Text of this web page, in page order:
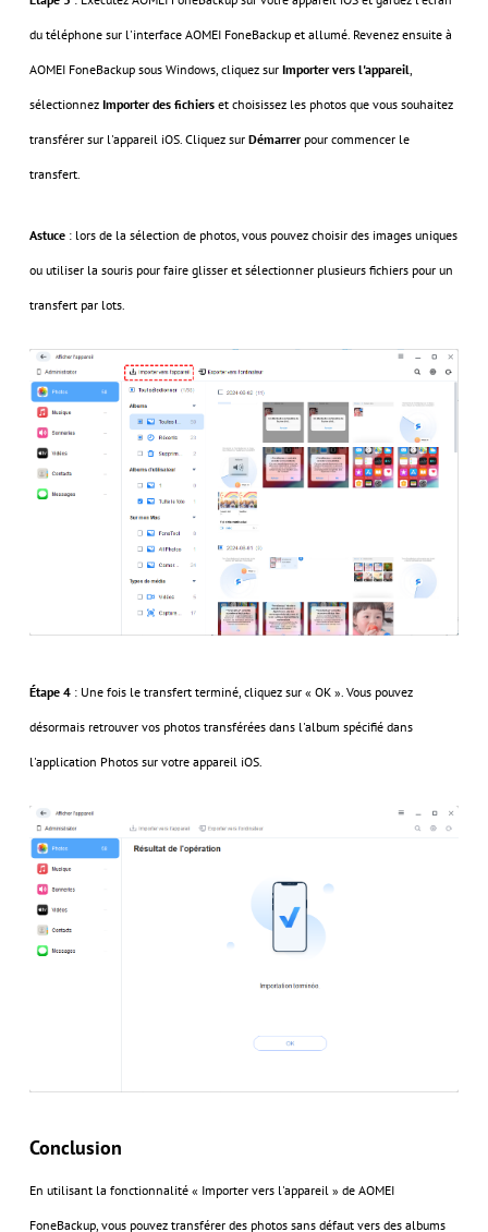
du téléphone sur l'interface AOMEI FoneBackup et allumé. Revenez ensuite à
AOMEI FoneBackup sous Windows, cliquez sur Importer vers l'appareil
sélectionnez Importer des fichierset choisissez les photos que vous souhaitez
transférer sur l'appareil iOS. Cliquez sur Démarrerpour commencer le
transfert.
Astuce: lors de la sélection de photos, vous pouvez choisir des images uniques
ou utiliser la souris pour faire glisser et sélectionner plusieurs fichiers pour un
transfert par lots.
Étape 4: Une fois le transfert terminé, cliquez sur « OK ». Vous pouvez
désormais retrouver vos photos transférées dans l'album spécifié dans
l'application Photos sur votre appareil iOS.
Conclusion
En utilisant la fonctionnalité « Importer vers l'appareil » de AOMEI
FoneBackup, vous pouvez transférer des photos sans défaut vers des albums